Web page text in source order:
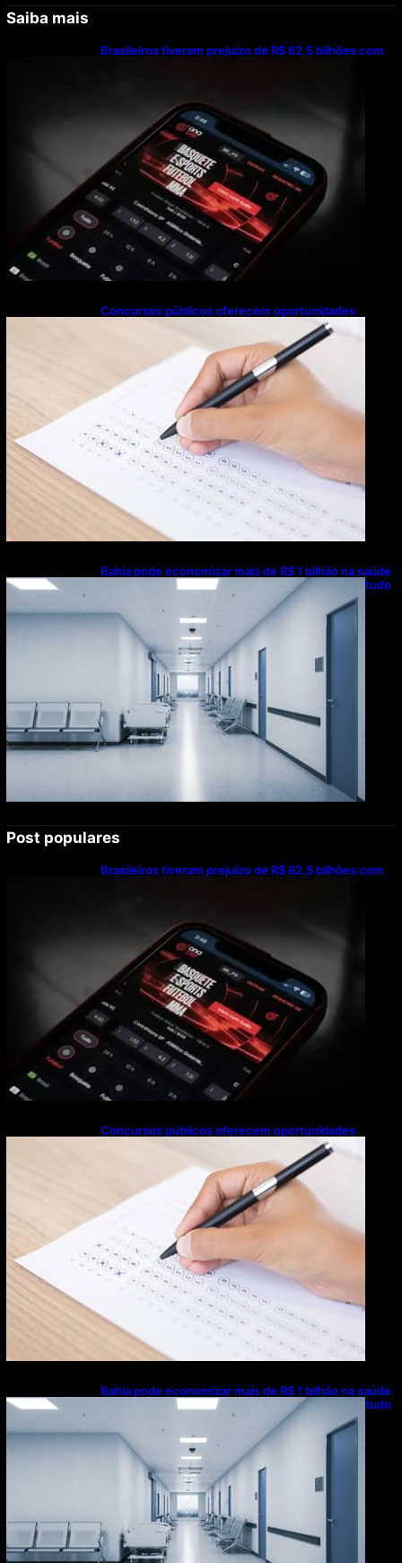
Saiba mais
Brasileiros tiveram prejuízo de R$ 62,5 bilhões com
Concursos públicos oferecem oportunidades
Bahia pode economizar mais de R$ 1 bilhão na saúde
com universalização do saneamento, aponta estudo
Post populares
Brasileiros tiveram prejuízo de R$ 62,5 bilhões com
Concursos públicos oferecem oportunidades
Bahia pode economizar mais de R$ 1 bilhão na saúde
com universalização do saneamento, aponta estudo